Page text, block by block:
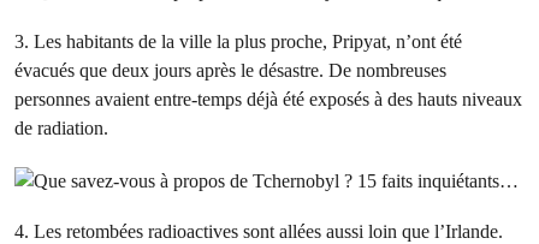
3. Les habitants de la ville la plus proche, Pripyat, n’ont été
évacués que deux jours après le désastre. De nombreuses
personnes avaient entre-temps déjà été exposés à des hauts niveaux
de radiation.
4. Les retombées radioactives sont allées aussi loin que l’Irlande.